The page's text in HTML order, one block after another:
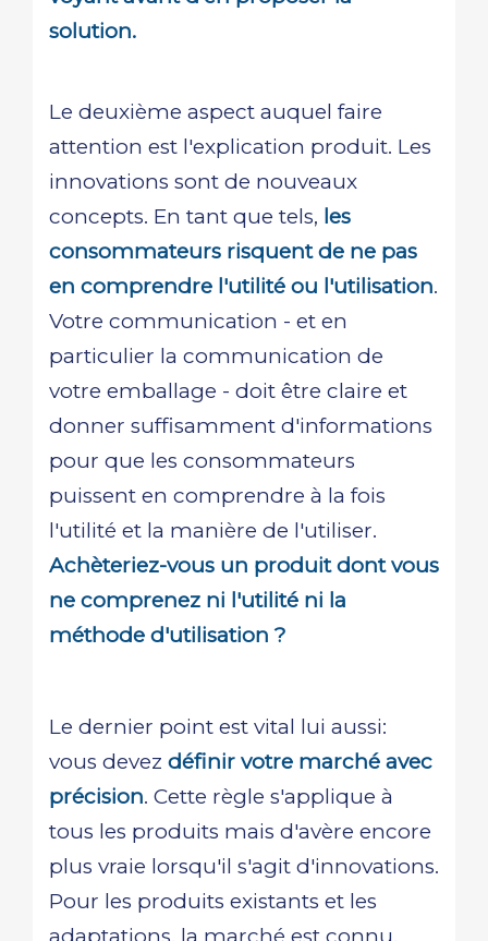
solution.
Le deuxième aspect auquel faire
attention est l'explication produit. Les
innovations sont de nouveaux
concepts. En tant que tels, les
consommateurs risquent de ne pas
en comprendre l'utilité ou l'utilisation.
Votre communication - et en
particulier la communication de
votre emballage - doit être claire et
donner suffisamment d'informations
pour que les consommateurs
puissent en comprendre à la fois
l'utilité et la manière de l'utiliser.
Achèteriez-vous un produit dont vous
ne comprenez ni l'utilité ni la
méthode d'utilisation ?
Le dernier point est vital lui aussi:
vous devez définir votre marché avec
précision. Cette règle s'applique à
tous les produits mais d'avère encore
plus vraie lorsqu'il s'agit d'innovations.
Pour les produits existants et les